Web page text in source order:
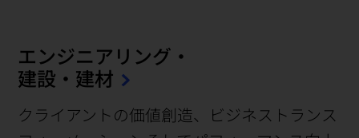
エンジニアリング・
建設・建材
クライアントの価値創造、ビジネストランス